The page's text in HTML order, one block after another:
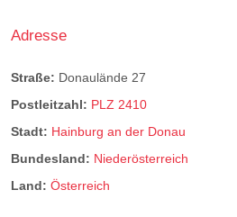
Adresse
Straße: Donaulände 27
Postleitzahl: PLZ 2410
Stadt: Hainburg an der Donau
Bundesland: Niederösterreich
Land: Österreich